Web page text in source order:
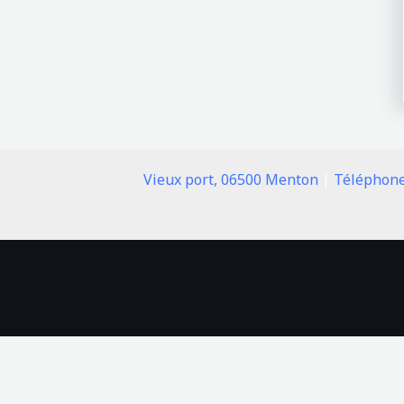
Vieux port, 06500 Menton